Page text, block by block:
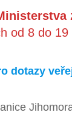
od 8 do 19
dotazy